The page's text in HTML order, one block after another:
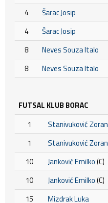
4
Šarac Josip
4
Šarac Josip
8
Neves Souza Italo
8
Neves Souza Italo
FUTSAL KLUB BORAC
1
Stanivuković Zoran
1
Stanivuković Zoran
10
Janković Emilko(C)
10 Janković Emilko(C)
15 Mizdrak Luka